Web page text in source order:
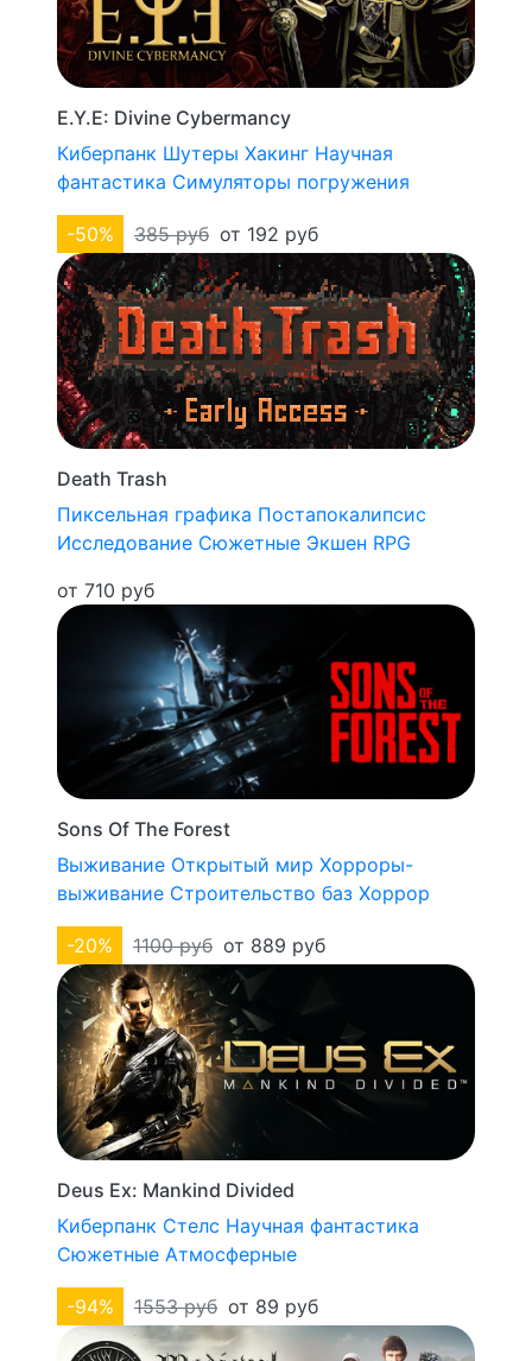
E.Y.E: Divine Cybermancy
Киберпанк Шутеры Хакинг Научная
фантастика Симуляторы погружения
-50% 385 руб от 192 руб
Death Trash
Пиксельная графика Постапокалипсис
Исследование Сюжетные Экшен RPG
от 710 руб
Sons Of The Forest
Выживание Открытый мир Хорроры-
выживание Строительство баз Хоррор
-20% 1100 руб от 889 руб
Deus Ex: Mankind Divided
Киберпанк Стелс Научная фантастика
Сюжетные Атмосферные
-94% 1553 руб от 89 руб